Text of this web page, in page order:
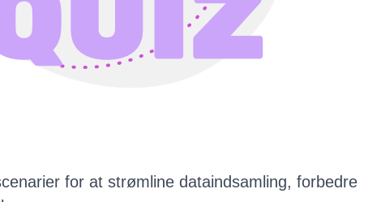
for at strømline dataindsamling, forbedre